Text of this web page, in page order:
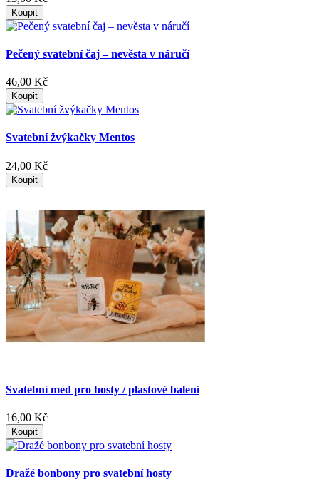
Koupit
Pečený svatební čaj – nevěsta v náručí
46,00 Kč
Koupit
Svatební žvýkačky Mentos
24,00 Kč
Koupit
Svatební med pro hosty / plastové balení
16,00 Kč
Koupit
Dražé bonbony pro svatební hosty